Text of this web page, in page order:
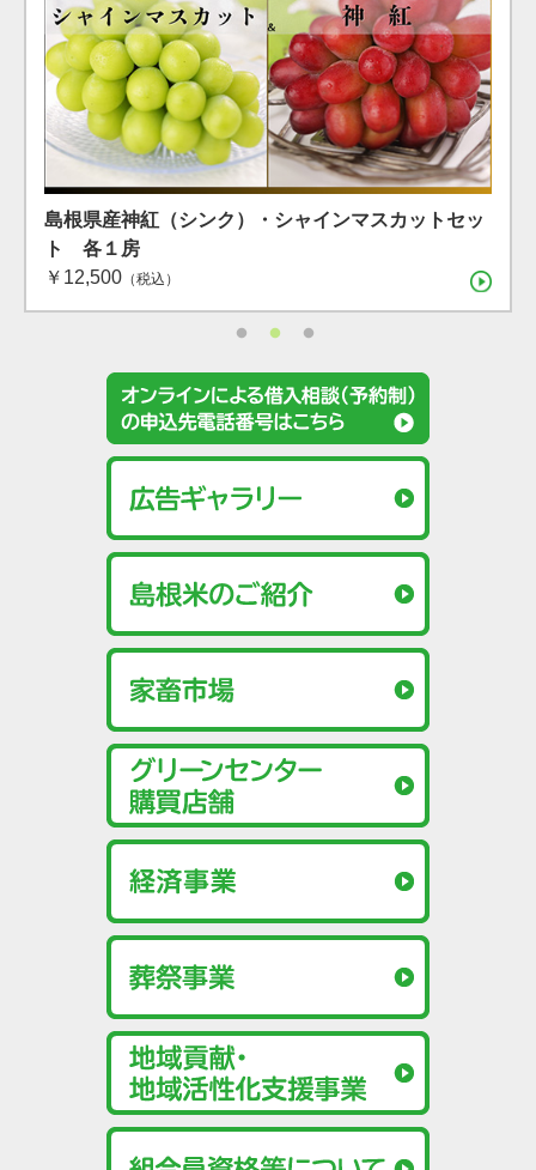
島根県産 シャインマスカット １房（600g）（7月下
旬〜8月上旬）
（税込）
島根県産神紅（シンク）・シャインマスカットセッ
ト 各１房
￥12,500 （税込）
島根県産 アールスメロン2玉箱
（税込）